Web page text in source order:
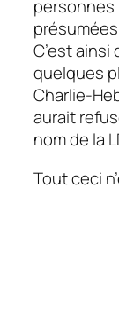
personnes
C’est
quelques
Charlie-
aurait
nom de la
Tout ceci